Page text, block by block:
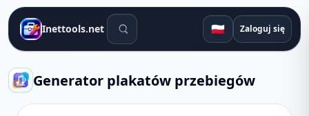
Inettools.net Narzędzia wyszukiwania
🇵🇱 Zaloguj się
Generator plakatów przebiegów